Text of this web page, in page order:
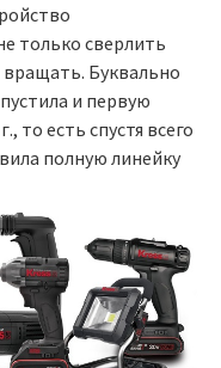
только сверлить
вращать. Буквально
и первую
то есть спустя всего
полную линейку